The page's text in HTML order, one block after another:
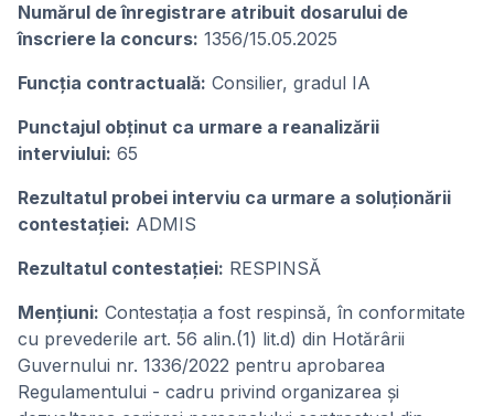
Numărul de înregistrare atribuit dosarului de
înscriere la concurs: 1356/15.05.2025
Funcţia contractuală: Consilier, gradul IA
Punctajul obținut ca urmare a reanalizării
interviului: 65
Rezultatul probei interviu ca urmare a soluționării
contestației: ADMIS
Rezultatul contestației: RESPINSĂ
Mențiuni: Contestația a fost respinsă, în conformitate
cu prevederile art. 56 alin.(1) lit.d) din Hotărârii
Guvernului nr. 1336/2022 pentru aprobarea
Regulamentului - cadru privind organizarea și